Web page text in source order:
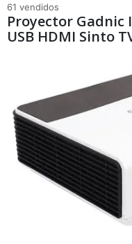
61 vendidos
Proyector Gadnic
USB HDMI Sinto